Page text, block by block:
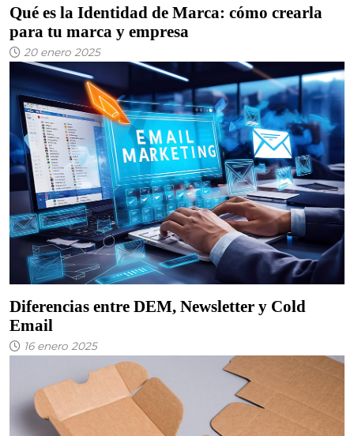
Qué es la Identidad de Marca: cómo crearla
para tu marca y empresa
20 enero 2025
Diferencias entre DEM, Newsletter y Cold
Email
16 enero 2025